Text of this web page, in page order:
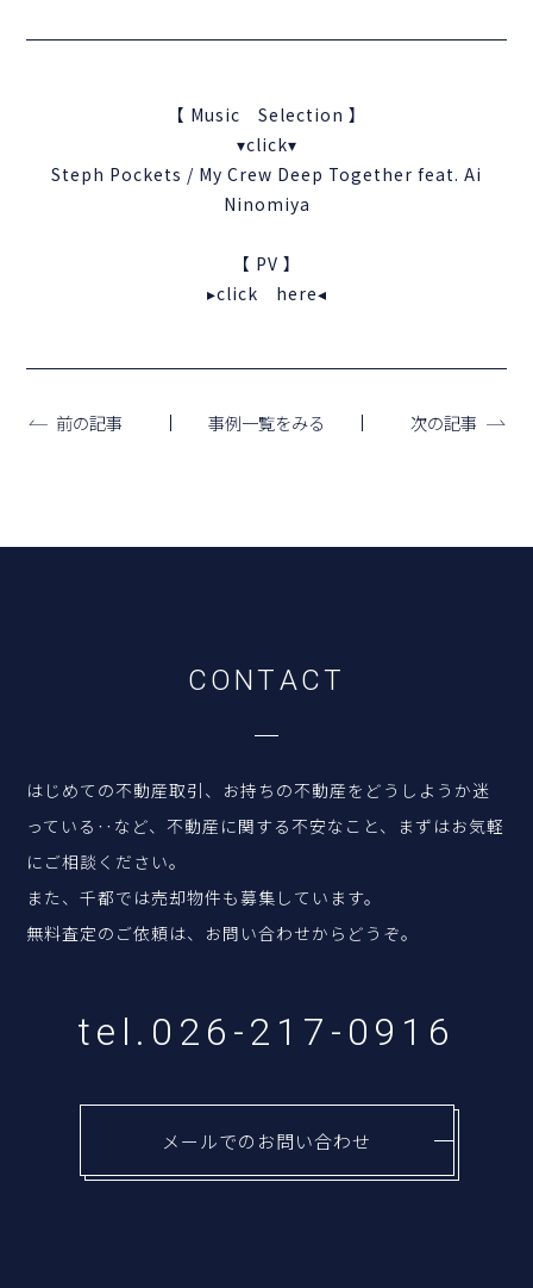
【 Music Selection 】
▾click▾
Steph Pockets / My Crew Deep Together feat. Ai
Ninomiya
【 PV 】
▸click here◂
前の記事 事例一覧をみる 次の記事
CONTACT
はじめての不動産取引、お持ちの不動産をどうしようか迷
っている‥など、 不動産に関する不安なこと、まずはお気軽
にご相談ください。
また、千都では売却物件も募集しています。
無料査定のご依頼は、お問い合わせからどうぞ。
tel.026-217-0916
メールでのお問い合わせ